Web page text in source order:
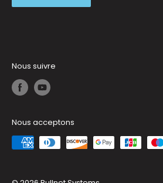
Nous suivre
Nous acceptons